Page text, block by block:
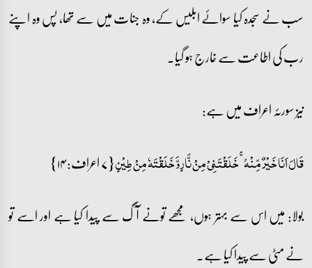
سب نے سجدہ کیا سوائے ابلیس کے، وہ جنات میں سے تھا، پس وہ اپنے
رب کی اطاعت سے خارج ہو گیا۔
نیز سورئہ اعراف میں ہے:
قَالَ اَنَا خَیۡرٌ مِّنۡہُ ۚ خَلَقۡتَنِیۡ مِنۡ نَّارٍ وَّ خَلَقۡتَہٗ مِنۡ طِیۡنٍ{۷ اعراف: ۱۴}
بولا: میں اس سے بہتر ہوں، مجھے تونے آگ سے پیدا کیا ہے اور اسے تو
نے مٹی سے پیدا کیا ہے۔